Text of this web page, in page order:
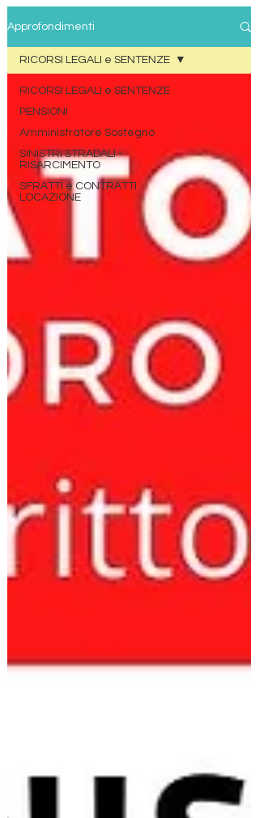
Approfondimenti
RICORSI LEGALI e SENTENZE
PENSIONI
Amministratore Sostegno
SINISTRI STRADALI -
RISARCIMENTO
SFRATTI e CONTRATTI
LOCAZIONE
RICORSI LEGALI e SENTENZE